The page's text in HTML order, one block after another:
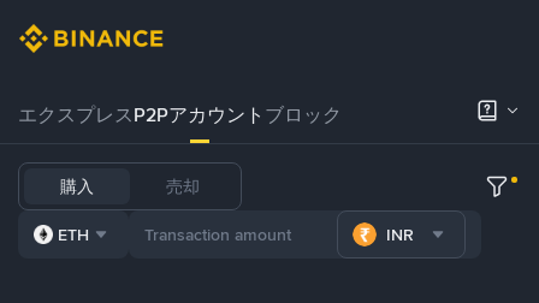
エクスプレスP2Pアカウント ブロック
購入 売却
ETH INR